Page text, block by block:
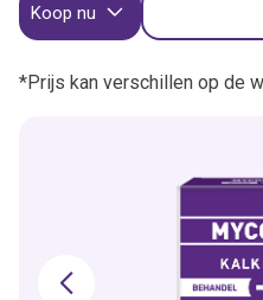
Koop nu
*Prijs kan verschillen op de